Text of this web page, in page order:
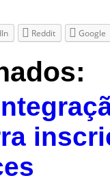
Reddit Google